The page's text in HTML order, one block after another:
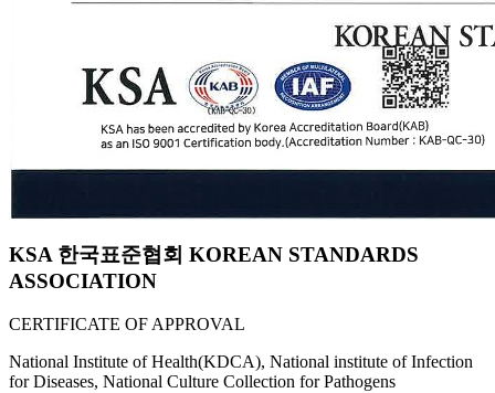
KSA 한국표준협회 KOREAN STANDARDS
ASSOCIATION
CERTIFICATE OF APPROVAL
National Institute of Health(KDCA), National institute of Infection
for Diseases, National Culture Collection for Pathogens